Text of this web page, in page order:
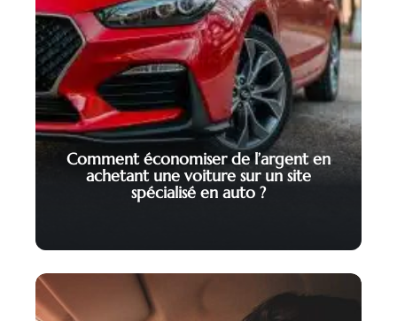
Comment économiser de l’argent en
achetant une voiture sur un site
spécialisé en auto ?